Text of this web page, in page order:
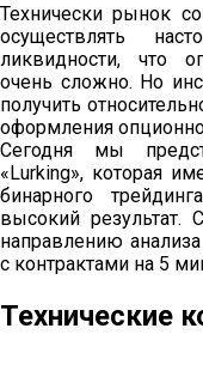
Технически рынок
осуществлять
ликвидности, что
очень сложно. Но
получить
оформления
Сегодня мы
«Lurking», которая
бинарного
высокий результат.
направлению
с контрактами на 5
Технические